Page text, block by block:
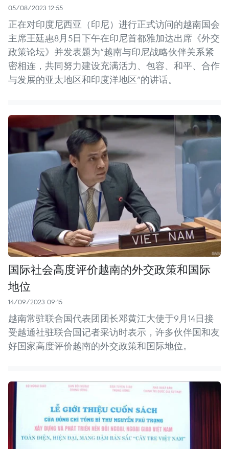
05/08/2023 12:55
正在对印度尼西亚（印尼）进行正式访问的越南国会
主席王廷惠8月5日下午在印尼首都雅加达出席《外交
政策论坛》并发表题为“越南与印尼战略伙伴关系紧
密相连，共同努力建设充满活力、包容、和平、合作
与发展的亚太地区和印度洋地区”的讲话。
国际社会高度评价越南的外交政策和国际
地位
14/09/2023 09:15
越南常驻联合国代表团团长邓黄江大使于9月14日接
受越通社驻联合国记者采访时表示，许多伙伴国和友
好国家高度评价越南的外交政策和国际地位。